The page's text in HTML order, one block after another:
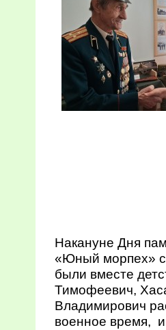
Накануне Дня
«Юный морпех»
были вместе
Тимофеевич,
Владимирович
военное время,